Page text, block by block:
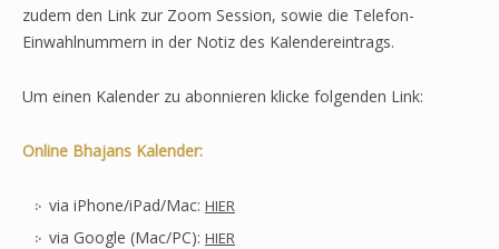
zudem den Link zur Zoom Session, sowie die Telefon-
Einwahlnummern in der Notiz des Kalendereintrags.
Um einen Kalender zu abonnieren klicke folgenden Link:
Online Bhajans Kalender:
via iPhone/iPad/Mac: HIER
via Google (Mac/PC): HIER